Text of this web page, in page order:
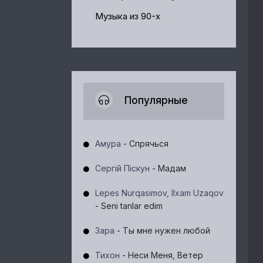
Музыка из 90-х
Популярные
Амура - Спрячься
Сергій Піскун - Мадам
Lepes Nurqasimov, Ilxam Uzaqov
- Seni tanlar edim
Зара - Ты мне нужен любой
Тихон - Неси Меня, Ветер